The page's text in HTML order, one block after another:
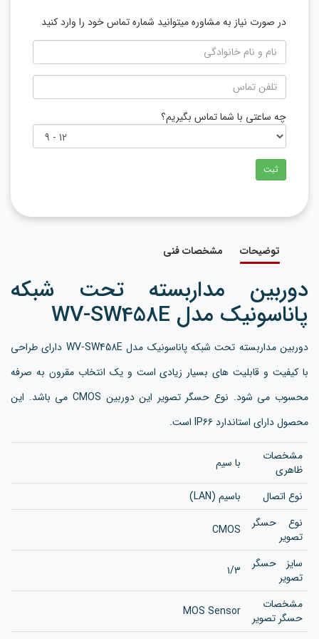
در صورت نیاز به مشاوره میتوانید شماره تماس خود را وارد کنید
چه ساعتی با شما تماس بگیریم؟
ثبت
توضیحات مشخصات فنی
دوربین مداربسته تحت شبکه
پاناسونیک مدل WV-SW458E
دوربین مداربسته تحت شبکه پاناسونیک مدل WV-SW458E دارای طراحی
با کیفیت و قابلیت های بسیار زیادی است و یک انتخاب مقرون به صرفه
محسوب می شود. نوع حسگر تصویر این دوربین CMOS می باشد. این
محصول دارای استاندارد IP۶۶ است.
مشخصات
ظاهری
با سیم
نوع اتصال
باسیم (LAN)
نوع حسگر
تصویر
CMOS
سایز حسگر
تصویر
۱/۳
مشخصات
حسگر تصویر
MOS Sensor